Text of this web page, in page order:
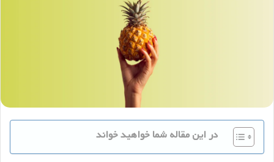
در این مقاله شما خواهید خواند